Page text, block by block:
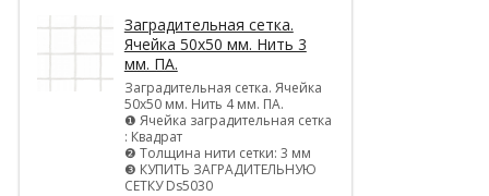
Заградительная сетка.
Ячейка 50х50 мм. Нить 3
мм. ПА.
Заградительная сетка. Ячейка
50х50 мм. Нить 4 мм. ПА.
❶ Ячейка заградительная сетка
: Квадрат
❷ Толщина нити сетки: 3 мм
❸ КУПИТЬ ЗАГРАДИТЕЛЬНУЮ
СЕТКУ Ds5030